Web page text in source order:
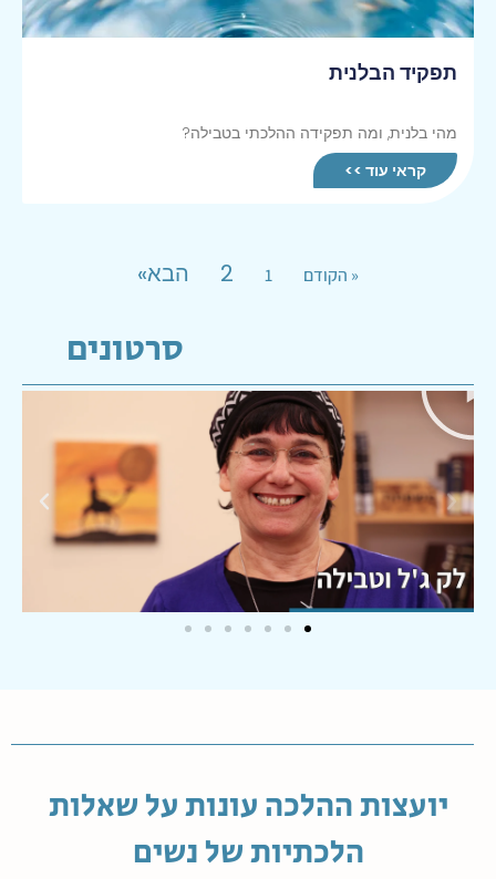
תפקיד הבלנית
מהי בלנית, ומה תפקידה ההלכתי בטבילה?
קראי עוד >>
« הקודם 1
2 הבא»
סרטונים
יועצות ההלכה עונות על שאלות
הלכתיות של נשים